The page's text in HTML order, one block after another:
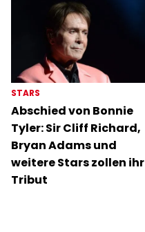
STARS
Abschied von Bonnie
Tyler: Sir Cliff Richard,
Bryan Adams und
weitere Stars zollen ihr
Tribut